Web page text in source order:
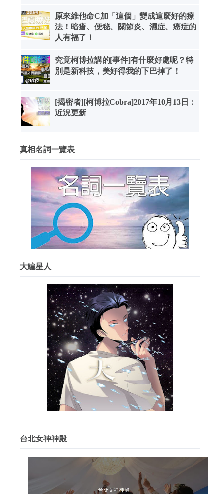
原來維他命C加「這個」變成這麼好的療
法！暗瘡、便秘、關節炎、濕症、癌症的
人有福了！
究竟柯博拉講的[事件]有什麼好處呢？特
別是新科技，美好得我的下巴掉了！
[揭密者][柯博拉Cobra]2017年10月13日：
近況更新
真相名詞一覽表
大編星人
台北女神神殿